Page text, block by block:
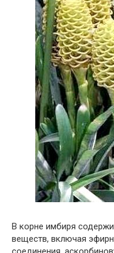
В корне имбиря
веществ, включая